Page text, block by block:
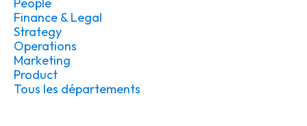
Finance & Legal
Strategy
Operations
Marketing
Product
Tous les départements